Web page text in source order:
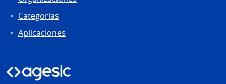
Categorias
Aplicaciones